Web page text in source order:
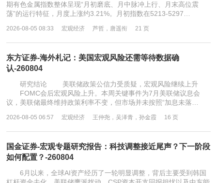
期有色金属指数整体呈现“月初磨底、月中脉冲上行、月末高位震
荡”的运行特征，月度上涨约3.21%。月初指数在5213-5297…
2026-08-05 08:33 宏观经济 芦哲，唐遥衔 21 页
东方证券-海外札记：美国宏观风险还需等待数据确
认-260804
研究结论 美联储政策公信力受质疑，宏观风险继续上升
FOMC会后宏观风险上升。本周关键事件为7月美联储议息会
议，美联储最终维持政策利率不变，但市场并未按照“加息未落…
2026-08-05 06:57 宏观经济 王仲尧，吴泽青，孙金霞 16 页
国金证券-宏观专题研究报告：科技调整接近尾声？下一阶段
如何配置？-260804
6月以来，全球AI资产经历了一轮明显调整，背后主要受到韩国